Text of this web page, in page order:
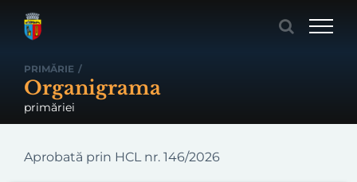
PRIMĂRIE /
Organigrama
primăriei
Aprobată prin HCL nr. 146/2026